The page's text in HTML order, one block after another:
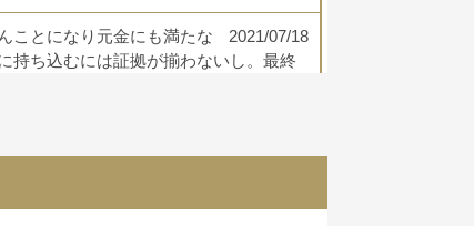
2021/07/18
ことになり元金にも満たな
持ち込むには証拠が揃わないし。最終